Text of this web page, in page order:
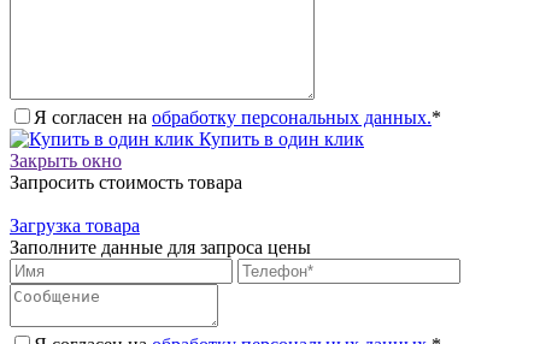
Я согласен на обработку персональных данных.*
Купить в один клик
Закрыть окно
Запросить стоимость товара
Загрузка товара
Заполните данные для запроса цены